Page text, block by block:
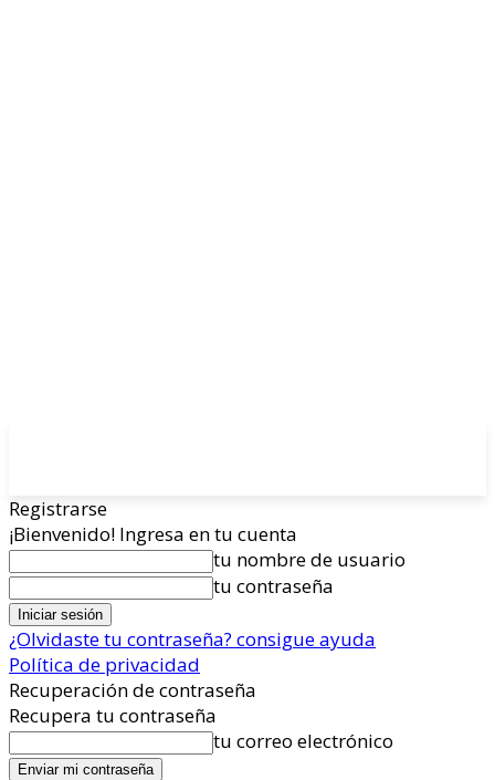
Registrarse
¡Bienvenido! Ingresa en tu cuenta
tu nombre de usuario
tu contraseña
¿Olvidaste tu contraseña? consigue ayuda
Política de privacidad
Recuperación de contraseña
Recupera tu contraseña
tu correo electrónico